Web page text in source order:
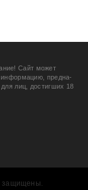
Сайт может
информацию, предна­
лиц, дости­гших 18
защищены.